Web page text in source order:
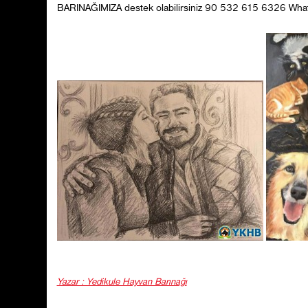
BARINAĞIMIZA destek olabilirsiniz 90 532 615 6326
Yazar : Yedikule Hayvan Barınağı